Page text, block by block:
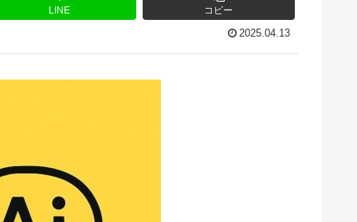
LINE コピー
2025.04.13